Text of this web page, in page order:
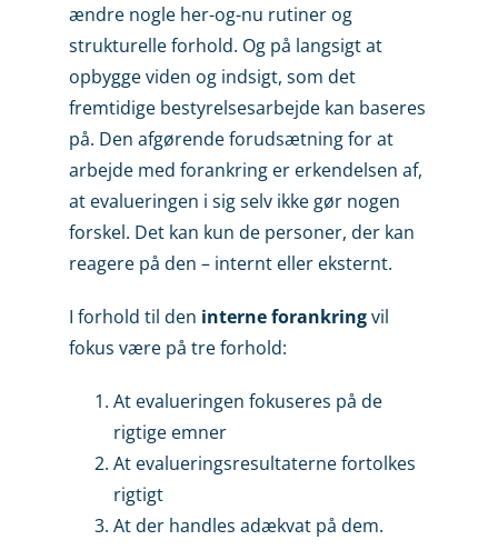
ændre nogle her-og-nu rutiner og
strukturelle forhold. Og på langsigt at
opbygge viden og indsigt, som det
fremtidige bestyrelsesarbejde kan baseres
på. Den afgørende forudsætning for at
arbejde med forankring er erkendelsen af,
at evalueringen i sig selv ikke gør nogen
forskel. Det kan kun de personer, der kan
reagere på den – internt eller eksternt.
I forhold til den interne forankringvil
fokus være på tre forhold:
At evalueringen fokuseres på de
rigtige emner
At evalueringsresultaterne fortolkes
rigtigt
At der handles adækvat på dem.